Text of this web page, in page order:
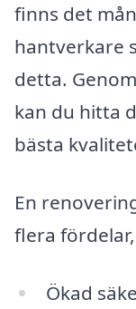
finns det
hantverkare
detta.
kan du hitta
bästa
En
flera
Ökad